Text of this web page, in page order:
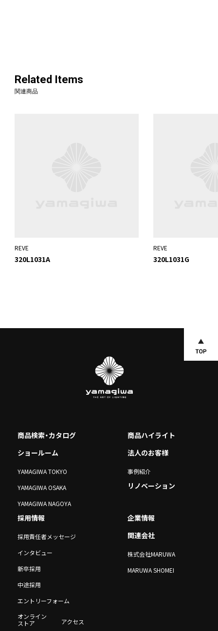
Related Items
関連商品
REVE
320L1031A
REVE
320L1031G
商品検索・カタログ
商品ハイライト
ショールーム
YAMAGIWA TOKYO
YAMAGIWA OSAKA
YAMAGIWA NAGOYA
法人のお客様
事例紹介
リノベーション
採用情報
採用責任者メッセージ
インタビュー
新卒採用
中途採用
エントリーフォーム
企業情報
関連会社
株式会社MARUWA
MARUWA SHOMEI
オンライン
ストア
アクセス